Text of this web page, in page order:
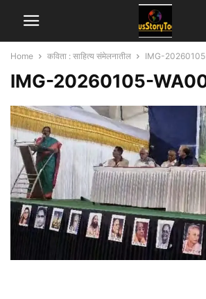
Home कविता : साहित्य संमेलनातील IMG-
IMG-20260105-